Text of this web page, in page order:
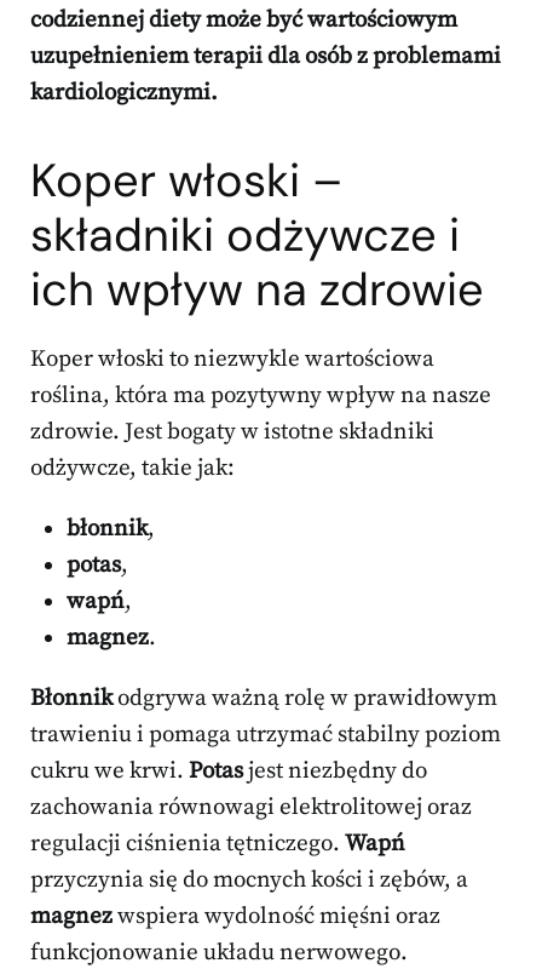
codziennej diety może być wartościowym
uzupełnieniem terapii dla osób z problemami
kardiologicznymi.
Koper włoski –
składniki odżywcze i
ich wpływ na zdrowie
Koper włoski to niezwykle wartościowa
roślina, która ma pozytywny wpływ na nasze
zdrowie. Jest bogaty w istotne składniki
odżywcze, takie jak:
błonnik,
potas,
wapń,
magnez.
Błonnikodgrywa ważną rolę w prawidłowym
trawieniu i pomaga utrzymać stabilny poziom
cukru we krwi. Potasjest niezbędny do
zachowania równowagi elektrolitowej oraz
regulacji ciśnienia tętniczego. Wapń
przyczynia się do mocnych kości i zębów, a
magnezwspiera wydolność mięśni oraz
funkcjonowanie układu nerwowego.